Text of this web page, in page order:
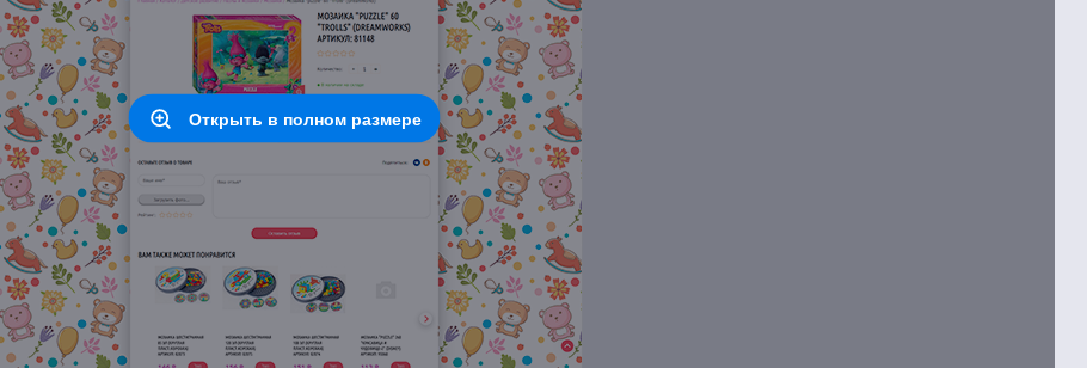
Открыть в полном размере